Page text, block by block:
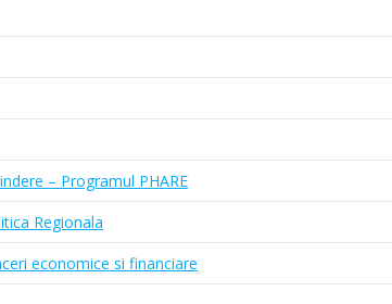
– Programul PHARE
Regionala
economice si financiare